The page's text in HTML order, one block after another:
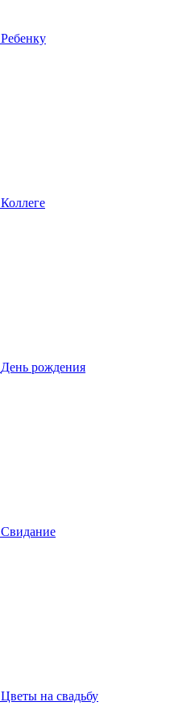
Ребенку
Коллеге
День рождения
Свидание
Цветы на свадьбу